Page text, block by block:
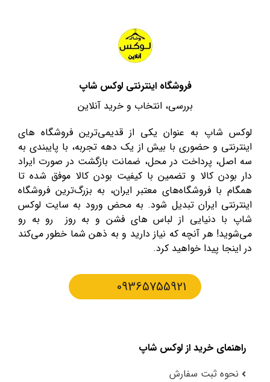
فروشگاه اینترنتی لوکس شاپ
بررسی، انتخاب و خرید آنلاین
لوکس شاپ به عنوان یکی از قدیمی‌ترین فروشگاه های
اینترنتی و حضوری با بیش از یک دهه تجربه، با پایبندی به
سه اصل، پرداخت در محل، ضمانت بازگشت در صورت ایراد
دار بودن کالا و تضمین با کیفیت بودن کالا موفق شده تا
همگام با فروشگاه‌های معتبر ایران، به بزرگ‌ترین فروشگاه
اینترنتی ایران تبدیل شود. به محض ورود به سایت لوکس
شاپ با دنیایی از لباس های فشن و به روز رو به رو
می‌شوید! هر آنچه که نیاز دارید و به ذهن شما خطور می‌کند
در اینجا پیدا خواهید کرد.
09365755921
راهنمای خرید از لوکس شاپ
نحوه ثبت سفارش